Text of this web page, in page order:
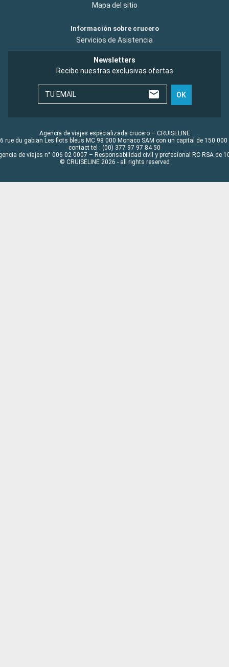
Mapa del sitio
Información sobre crucero
Servicios de Asistencia
Newsletters
Recibe nuestras exclusivas ofertas
TU EMAIL OK
Agencia de viajes especializada crucero – CRUISELINE
rue du gabian Les flots bleus MC 98 000 Monaco SAM con un capital de 150 000
contact tel : (00) 377 97 97 84 50
de viajes n° 006 02 0007 – Responsabilidad civil y profesional RC RSA de
© CRUISELINE 2026 - all rights reserved